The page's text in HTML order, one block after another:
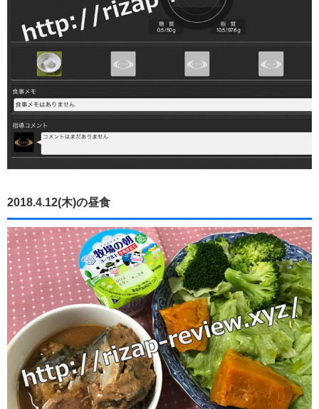
2018.4.12(木)の昼食